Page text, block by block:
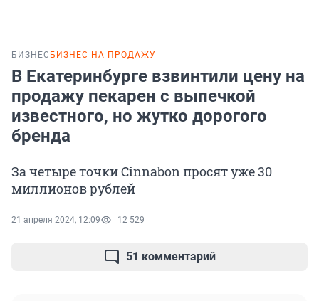
БИЗНЕС БИЗНЕС НА ПРОДАЖУ
В Екатеринбурге взвинтили цену на
продажу пекарен с выпечкой
известного, но жутко дорогого
бренда
За четыре точки Cinnabon просят уже 30
миллионов рублей
21 апреля 2024, 12:09 12 529
51 комментарий